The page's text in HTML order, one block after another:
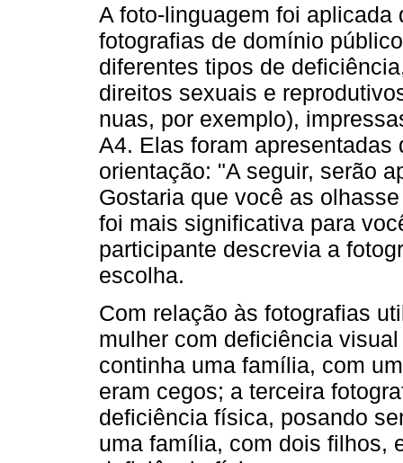
A foto-linguagem foi
fotografias de domínio
diferentes tipos de
direitos sexuais e
nuas, por exemplo),
A4. Elas foram
orientação: "A seguir, serão
Gostaria que você as
foi mais significativa para
participante descrevia a
escolha.
Com relação às fotografias
mulher com deficiência
continha uma família, com
eram cegos; a terceira
deficiência física, posando
uma família, com dois filhos,